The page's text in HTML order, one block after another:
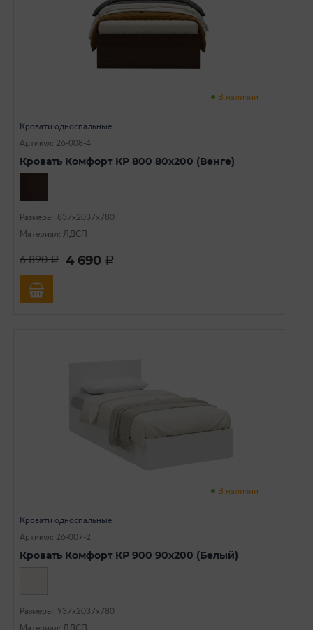
В наличии
Кровати односпальные
Артикул: 26-008-4
Кровать Комфорт КР 800 80х200 (Венге)
Размеры: 837х2037х780
Материал: ЛДСП
6 890a 4 690 a
В наличии
Кровати односпальные
Артикул: 26-007-2
Кровать Комфорт КР 900 90х200 (Белый)
Размеры: 937х2037х780
Материал: ЛДСП